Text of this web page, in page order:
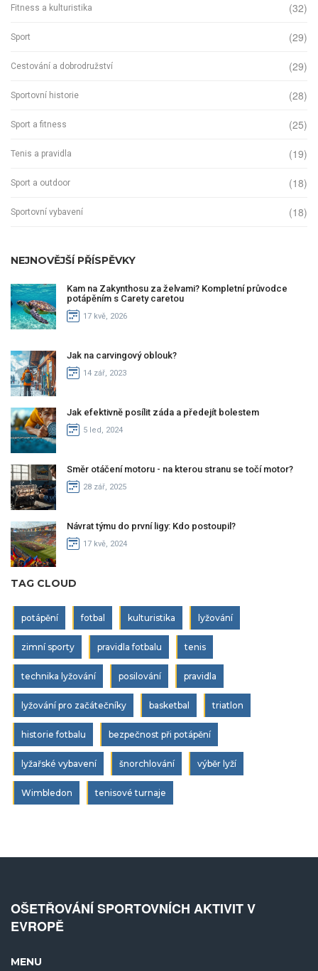
Fitness a kulturistika (32)
Sport (29)
Cestování a dobrodružství (29)
Sportovní historie (28)
Sport a fitness (25)
Tenis a pravidla (19)
Sport a outdoor (18)
Sportovní vybavení (18)
NEJNOVĚJŠÍ PŘÍSPĚVKY
Kam na Zakynthosu za želvami? Kompletní průvodce
potápěním s Carety caretou
17 kvě, 2026
Jak na carvingový oblouk?
14 zář, 2023
Jak efektivně posílit záda a předejít bolestem
5 led, 2024
Směr otáčení motoru - na kterou stranu se točí motor?
28 zář, 2025
Návrat týmu do první ligy: Kdo postoupil?
17 kvě, 2024
TAG CLOUD
potápění fotbal kulturistika lyžování
zimní sporty pravidla fotbalu tenis
technika lyžování posilování pravidla
lyžování pro začátečníky basketbal triatlon
historie fotbalu bezpečnost při potápění
lyžařské vybavení šnorchlování výběr lyží
Wimbledon tenisové turnaje
OŠETŘOVÁNÍ SPORTOVNÍCH AKTIVIT V
EVROPĚ
MENU